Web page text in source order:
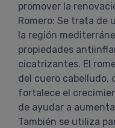
promover la
Romero: Se trata de
la región
propiedades
cicatrizantes. El
del cuero cabelludo,
fortalece el
de ayudar a
También se utiliza